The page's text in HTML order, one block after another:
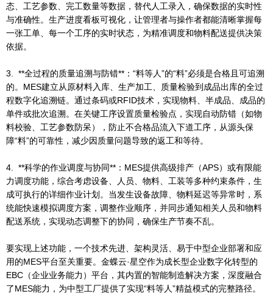
态、工艺参数、完工数量等数据，替代人工录入，确保数据的实时性
与准确性。生产进度看板可视化，让管理者与操作者都能清晰掌握每
一张工单、每一个工序的实时状态，为精准调度和物料配送提供决策
依据。
3. **全过程的质量追溯与防错**：“料等人”的“料”必须是合格且可追溯
的。MES建立从原材料入库、生产加工、质量检验到成品出库的全过
程数字化追溯链。通过条码或RFID技术，实现物料、半成品、成品的
单件或批次追溯。在关键工序设置质量检验点，实现自动防错（如物
料校验、工艺参数防呆），防止不合格品流入下道工序，从源头保
障“料”的可靠性，减少因质量问题导致的返工和等待。
4. **科学的作业调度与协同**：MES提供高级排产（APS）或有限能
力调度功能，综合考虑设备、人员、物料、工装等多种约束条件，生
成可执行的详细作业计划。当发生设备故障、物料延迟等异常时，系
统能快速模拟调度方案，调整作业顺序，并同步通知相关人员和物料
配送系统，实现动态调整下的协同，确保生产节奏不乱。
要实现上述功能，一个技术先进、架构灵活、易于中型企业部署和应
用的MES平台至关重要。金蝶云·星空作为成长型企业数字化转型的
EBC（企业业务能力）平台，其内置的智能制造解决方案，深度融合
了MES能力，为中型工厂提供了实现“料等人”精益模式的完整路径。